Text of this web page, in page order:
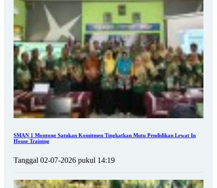
SMAN 1 Montong Satukan Komitmen Tingkatkan Mutu Pendidikan Lewat In
House Training
Tanggal 02-07-2026 pukul 14:19